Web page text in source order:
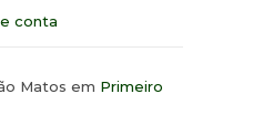
conta
Matos em Primeiro